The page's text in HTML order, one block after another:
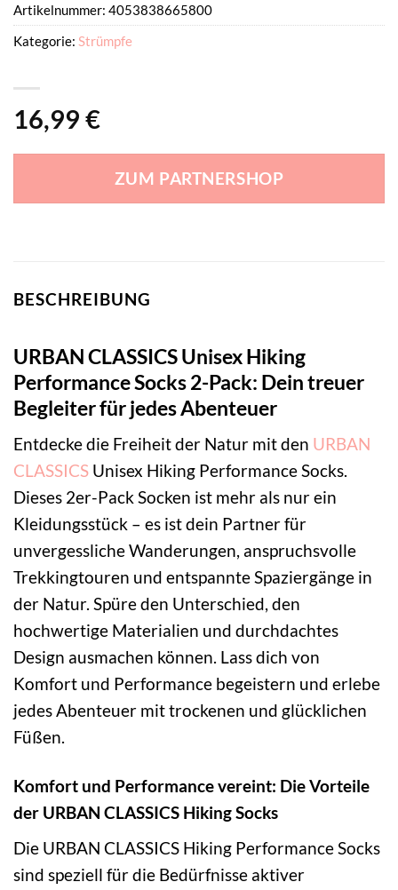
16,99 €
ZUM PARTNERSHOP
Artikelnummer: 4053838665800
Kategorie: Strümpfe
BESCHREIBUNG
URBAN CLASSICS Unisex Hiking
Performance Socks 2-Pack: Dein treuer
Begleiter für jedes Abenteuer
Entdecke die Freiheit der Natur mit den URBAN
CLASSICS Unisex Hiking Performance Socks.
Dieses 2er-Pack Socken ist mehr als nur ein
Kleidungsstück – es ist dein Partner für
unvergessliche Wanderungen, anspruchsvolle
Trekkingtouren und entspannte Spaziergänge in
der Natur. Spüre den Unterschied, den
hochwertige Materialien und durchdachtes
Design ausmachen können. Lass dich von
Komfort und Performance begeistern und erlebe
jedes Abenteuer mit trockenen und glücklichen
Füßen.
Komfort und Performance vereint: Die Vorteile
der URBAN CLASSICS Hiking Socks
Die URBAN CLASSICS Hiking Performance Socks
sind speziell für die Bedürfnisse aktiver